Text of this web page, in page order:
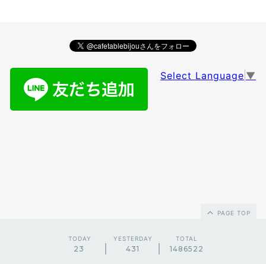
Select Language ▼
PAGE TOP
TODAY
23
YESTERDAY
431
TOTAL
1486522